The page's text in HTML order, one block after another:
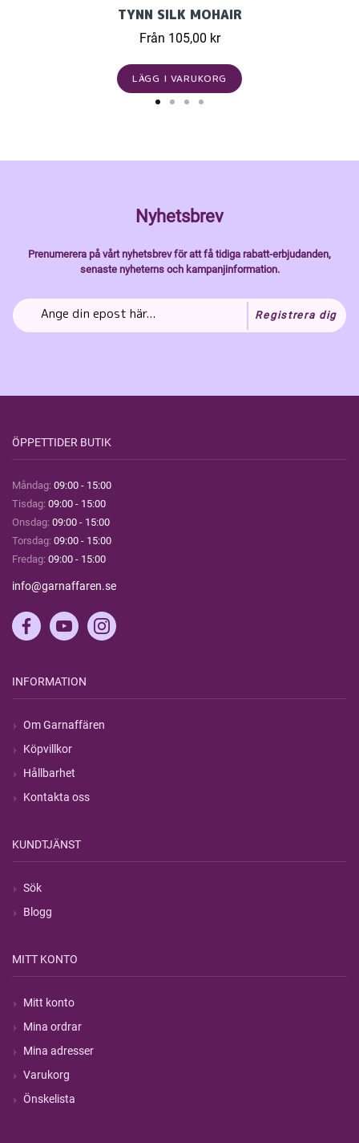
TYNN SILK MOHAIR
Från 105,00 kr
LÄGG I VARUKORG
Nyhetsbrev
Prenumerera på vårt nyhetsbrev för att få tidiga rabatt-erbjudanden,
senaste nyheterns och kampanjinformation.
Registrera dig
ÖPPETTIDER BUTIK
Måndag: 09:00 - 15:00
Tisdag: 09:00 - 15:00
Onsdag: 09:00 - 15:00
Torsdag: 09:00 - 15:00
Fredag: 09:00 - 15:00
info@garnaffaren.se
INFORMATION
Om Garnaffären
Köpvillkor
Hållbarhet
Kontakta oss
KUNDTJÄNST
Sök
Blogg
MITT KONTO
Mitt konto
Mina ordrar
Mina adresser
Varukorg
Önskelista